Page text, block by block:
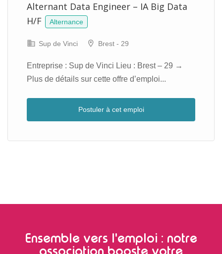
Alternant Data Engineer – IA Big Data
H/F
Alternance
Sup de Vinci Brest - 29
Entreprise : Sup de Vinci Lieu : Brest – 29 →
Plus de détails sur cette offre d’emploi...
Postuler à cet emploi
Ensemble vers l'emploi : notre